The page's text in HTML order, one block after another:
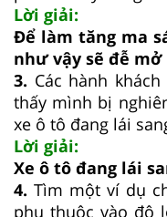
Lời giải:
Để làm tăng ma
như vậy sẽ đễ mở
3. Các hành
thấy mình bị
xe ô tô đang lái
Lời giải:
Xe ô tô đang lái
4. Tìm một ví dụ
phụ thuộc vào độ